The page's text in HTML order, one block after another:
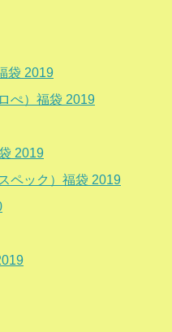
袋 2019
ぺ）福袋 2019
2019
ペック）福袋 2019